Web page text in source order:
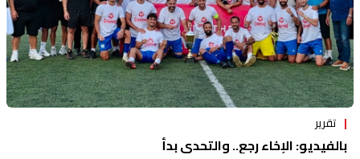
تقرير
بالفيديو: الإخاء رجع.. والتحدي بدأ